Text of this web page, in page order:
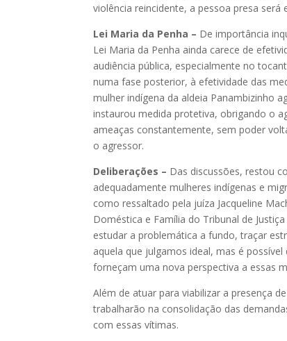
violência reincidente, a pessoa presa será
Lei Maria da Penha – De importância
Lei Maria da Penha ainda carece de
audiência pública, especialmente no
numa fase posterior, à efetividade das
mulher indígena da aldeia Panambizinho
instaurou medida protetiva, obrigando o
ameaças constantemente, sem poder
o agressor.
Deliberações – Das discussões, restou
adequadamente mulheres indígenas e
como ressaltado pela juíza Jacqueline
Doméstica e Família do Tribunal de
estudar a problemática a fundo, traçar
aquela que julgamos ideal, mas é
forneçam uma nova perspectiva a essas
Além de atuar para viabilizar a presença
trabalharão na consolidação das
com essas vítimas.